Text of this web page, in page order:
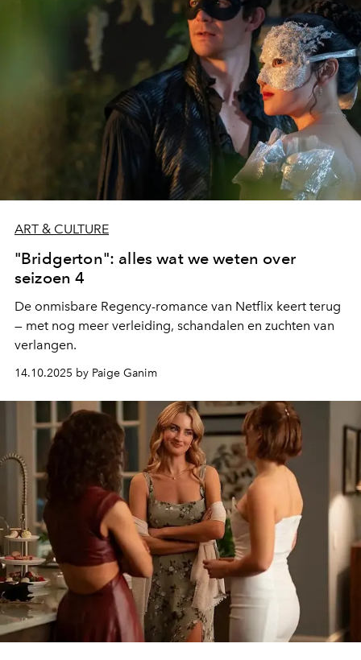
ART & CULTURE
"Bridgerton": alles wat we weten over
seizoen 4
De onmisbare Regency-romance van Netflix keert terug
— met nog meer verleiding, schandalen en zuchten van
verlangen.
14.10.2025 by Paige Ganim